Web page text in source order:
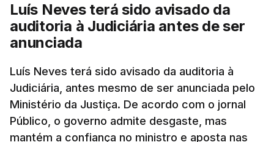
Luís Neves terá sido avisado da
auditoria à Judiciária antes de ser
anunciada
Luís Neves terá sido avisado da auditoria à
Judiciária, antes mesmo de ser anunciada pelo
Ministério da Justiça. De acordo com o jornal
Público, o governo admite desgaste, mas
mantém a confiança no ministro e aposta nas